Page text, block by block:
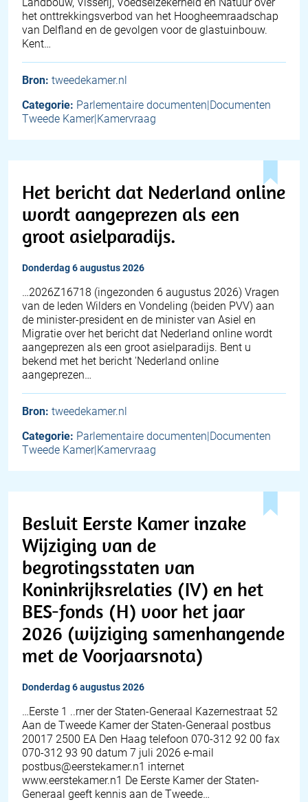
het onttrekkingsverbod van het Hoogheemraadschap
van Delfland en de gevolgen voor de glastuinbouw.
Kent…
Bron: tweedekamer.nl
Categorie: Parlementaire documenten|Documenten
Tweede Kamer|Kamervraag
Het bericht dat Nederland online
wordt aangeprezen als een
groot asielparadijs.
donderdag 6 augustus 2026
… 2026Z16718 (ingezonden 6 augustus 2026) Vragen
van de leden Wilders en Vondeling (beiden PVV) aan
de minister-president en de minister van Asiel en
Migratie over het bericht dat Nederland online wordt
aangeprezen als een groot asielparadijs. Bent u
bekend met het bericht 'Nederland online
aangeprezen…
Bron: tweedekamer.nl
Categorie: Parlementaire documenten|Documenten
Tweede Kamer|Kamervraag
Besluit Eerste Kamer inzake
Wijziging van de
begrotingsstaten van
Koninkrijksrelaties (IV) en het
BES-fonds (H) voor het jaar
2026 (wijziging samenhangende
met de Voorjaarsnota)
donderdag 6 augustus 2026
…Eerste 1 ..rner der Staten-Generaal Kazernestraat 52
Aan de Tweede Kamer der Staten-Generaal postbus
20017 2500 EA Den Haag telefoon 070-312 92 00 fax
070-312 93 90 datum 7 juli 2026 e-mail
postbus@eerstekamer.n1 internet
www.eerstekamer.n1 De Eerste Kamer der Staten-
Generaal geeft kennis aan de Tweede…